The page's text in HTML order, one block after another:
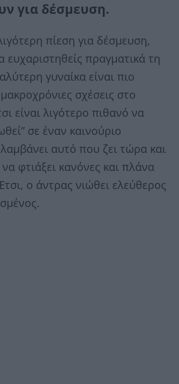
για δέσμευση.
πίεση για δέσμευση,
ευχαριστηθείς πραγματικά τη
γυναίκα είναι πιο
σχέσεις στο
είναι λιγότερο πιθανό να
σε έναν καινούριο
αυτό που ζει τώρα και
φτιάξει κανόνες και πλάνα
ο άντρας νιώθει ελεύθερος